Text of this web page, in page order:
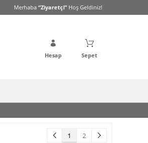
Merhaba “Ziyaretçi” Hoş Geldiniz!
Sepet
Hesap
1 2